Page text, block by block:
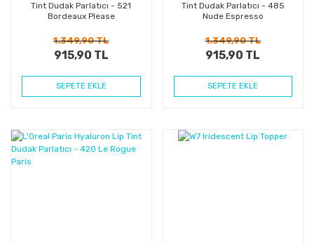
Tint Dudak Parlatıcı - 521
Bordeaux Please
1.349,90 TL
915,90 TL
SEPETE EKLE
Tint Dudak Parlatıcı - 485
Nude Espresso
1.349,90 TL
915,90 TL
SEPETE EKLE
Kazanç